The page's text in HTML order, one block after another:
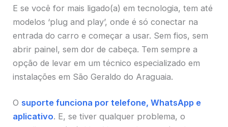
E se você for mais ligado(a) em tecnologia, tem até
modelos ‘plug and play’, onde é só conectar na
entrada do carro e começar a usar. Sem fios, sem
abrir painel, sem dor de cabeça. Tem sempre a
opção de levar em um técnico especializado em
instalações em São Geraldo do Araguaia.
O suporte funciona por telefone, WhatsApp e
aplicativo. E, se tiver qualquer problema, o